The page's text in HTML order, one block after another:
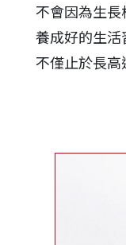
不會因為生
養成好的生
不僅止於長高